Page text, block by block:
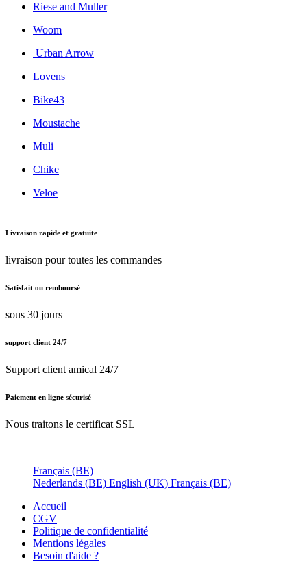
Riese and Muller
Woom
Urban Arrow
Lovens
Bike43
Moustache
Muli
Chike
Veloe
Livraison rapide et gratuite
livraison pour toutes les commandes
Satisfait ou remboursé
sous 30 jours
support client 24/7
Support client amical 24/7
Paiement en ligne sécurisé
Nous traitons le certificat SSL
Français (BE)
Nederlands (BE) English (UK) Français (BE)
Accueil
CGV
Politique de confidentialité
Mentions légales
Besoin d'aide ?